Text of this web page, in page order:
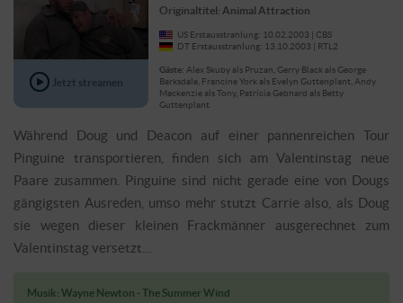
Jetzt streamen
Originaltitel: Animal Attraction
US Erstausstrahlung: 10.02.2003 | CBS
DT Erstausstrahlung: 13.10.2003 | RTL2
Gäste: Alex Skuby als Pruzan, Gerry Black als George
Barksdale, Francine York als Evelyn Guttenplant, Andy
Mackenzie als Tony, Patricia Gebhard als Betty
Guttenplant
Während Doug und Deacon auf einer pannenreichen Tour
Pinguine transportieren, finden sich am Valentinstag neue
Paare zusammen. Pinguine sind nicht gerade eine von Dougs
gängigsten Ausreden, umso mehr stutzt Carrie also, als Doug
sie wegen dieser kleinen Frackmänner ausgerechnet zum
Valentinstag versetzt…
Musik: Wayne Newton - The Summer Wind